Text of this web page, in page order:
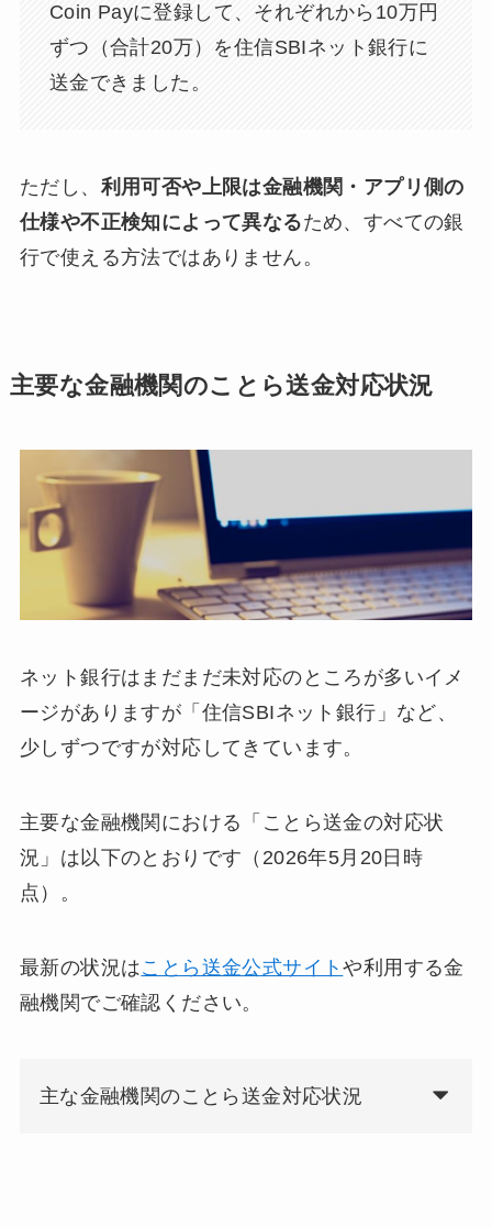
Coin Payに登録して、それぞれから10万円
ずつ（合計20万）を住信SBIネット銀行に
送金できました。
ただし、 利用可否や上限は金融機関・アプリ側の
仕様や不正検知によって異なるため、すべての銀
行で使える方法ではありません。
主要な金融機関のことら送金対応状況
ネット銀行はまだまだ未対応のところが多いイメ
ージがありますが「住信SBIネット銀行」など、
少しずつですが対応してきています。
主要な金融機関における「ことら送金の対応状
況」は以下のとおりです（2026年5月20日時
点）。
最新の状況はことら送金公式サイトや利用する金
融機関でご確認ください。
主な金融機関のことら送金対応状況